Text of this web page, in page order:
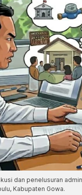
dan penelusuran
Kabupaten Gowa.